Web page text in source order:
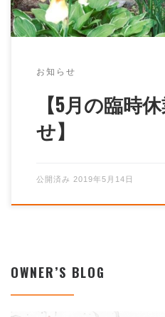
お知らせ
【5月の臨時
せ】
公開済み 2019年5月14日
OWNER’S BLOG